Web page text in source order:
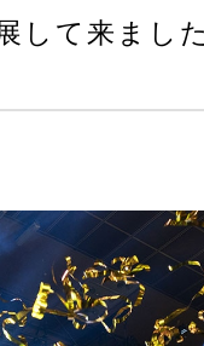
して来まし